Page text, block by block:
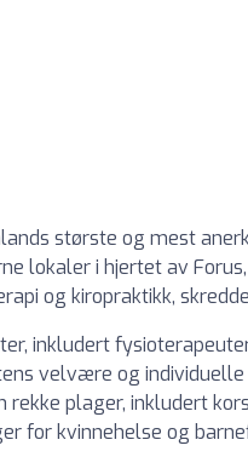
største og mest
lokaler i hjertet av
og kiropraktikk,
inkludert
velvære og individuelle
plager, inkludert
for kvinnehelse og